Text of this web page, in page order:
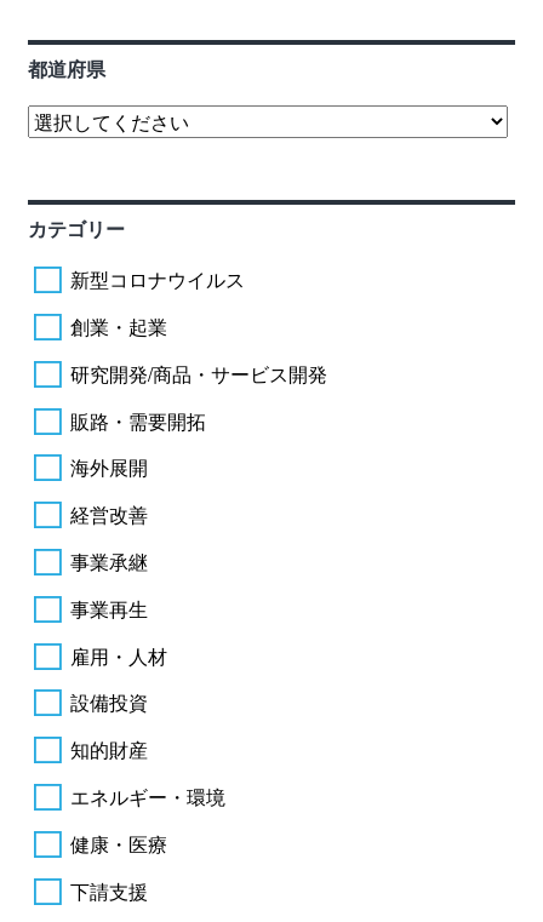
都道府県
カテゴリー
新型コロナウイルス
創業・起業
研究開発/商品・サービス開発
販路・需要開拓
海外展開
経営改善
事業承継
事業再生
雇用・人材
設備投資
知的財産
エネルギー・環境
健康・医療
下請支援